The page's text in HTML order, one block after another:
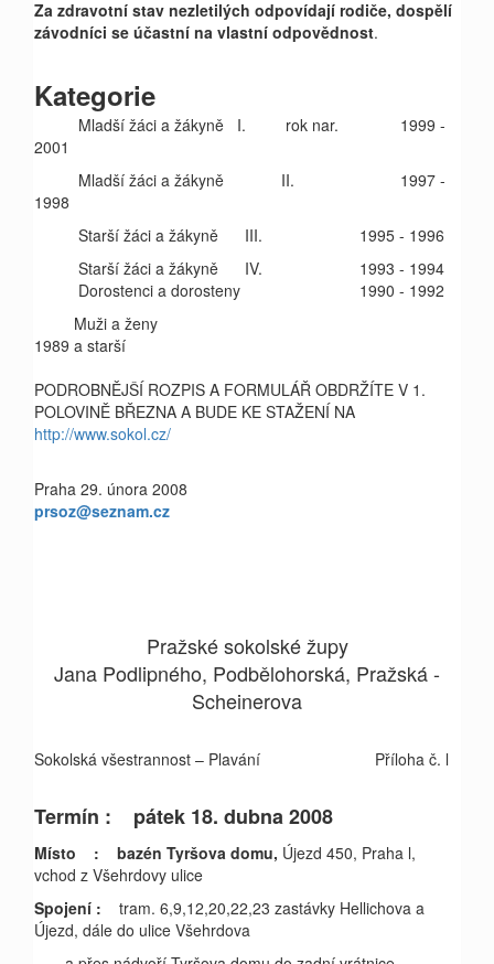
Za zdravotní stav nezletilých odpovídají rodiče, dospělí
závodníci se účastní na vlastní odpovědnost.
Kategorie
Mladší žáci a žákyně I. rok nar.
1999 -
2001
Mladší žáci a žákyně
II. 1997 -
1998
Starší žáci a žákyně III. 1995 - 1996
Starší žáci a žákyně IV. 1993 - 1994
Dorostenci a dorosteny 1990 - 1992
Muži a ženy
1989 a starší
PODROBNĚJŠÍ ROZPIS A FORMULÁŘ OBDRŽÍTE V 1.
POLOVINĚ BŘEZNA A BUDE KE STAŽENÍ NA
http://www.sokol.cz/
Praha 29. února 2008
prsoz@seznam.cz
Pražské sokolské župy
Jana Podlipného, Podbělohorská, Pražská -
Scheinerova
Sokolská všestrannost – Plavání Příloha č. l
Termín : pátek 18. dubna 2008
Místo : bazén Tyršova domu, Újezd 450, Praha l,
vchod z Všehrdovy ulice
Spojení : tram. 6,9,12,20,22,23 zastávky Hellichova a
Újezd, dále do ulice Všehrdova